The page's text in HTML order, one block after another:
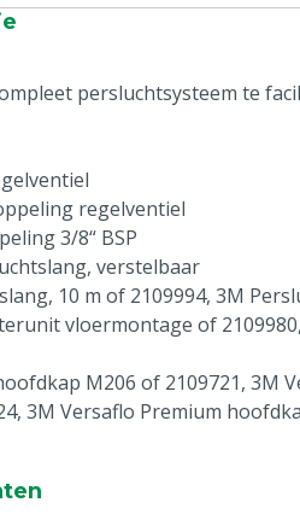
persluchtsysteem te
regelventiel
3/8“ BSP
verstelbaar
10 m of 2109994, 3M
vloermontage of
M206 of 2109721, 3M
3M Versaflo Premium